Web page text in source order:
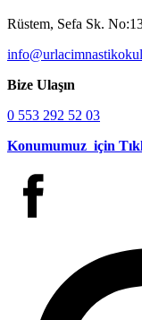
Rüstem, Sefa Sk.
Bize Ulaşın
0 553 292 52 03
Konumumuz için